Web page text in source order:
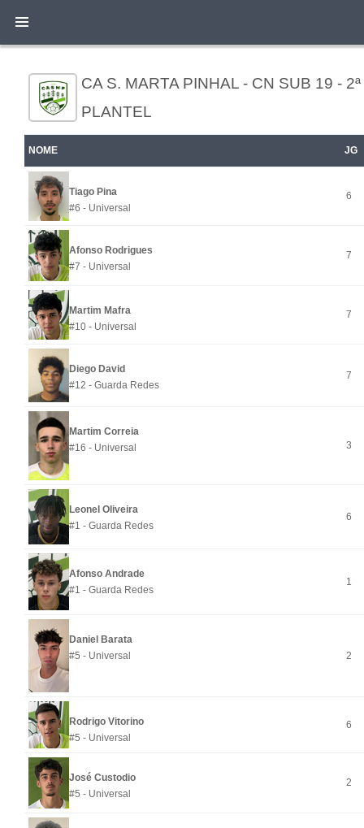
CA S. MARTA PINHAL - CN SUB 19 -
PLANTEL
NOME JG
Tiago Pina
#6 - Universal
6
Afonso Rodrigues
#7 - Universal
7
Martim Mafra
#10 - Universal
7
Diego David
#12 - Guarda Redes
7
Martim Correia
#16 - Universal
3
Leonel Oliveira
#1 - Guarda Redes
6
Afonso Andrade
#1 - Guarda Redes
1
Daniel Barata
#5 - Universal
2
Rodrigo Vitorino
#5 - Universal
6
José Custodio
#5 - Universal
2